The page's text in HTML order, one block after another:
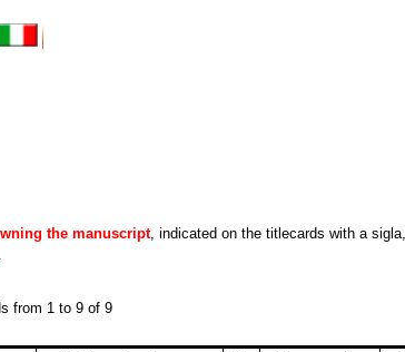
the manuscript, indicated on the titlecards with a
.
from 1 to 9 of 9